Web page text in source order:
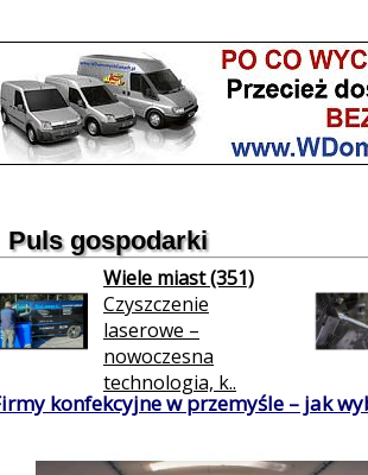
Puls gospodarki
Wiele miast (351)
Czyszczenie
laserowe –
nowoczesna
technologia, k..
konfekcyjne w przemyśle – jak